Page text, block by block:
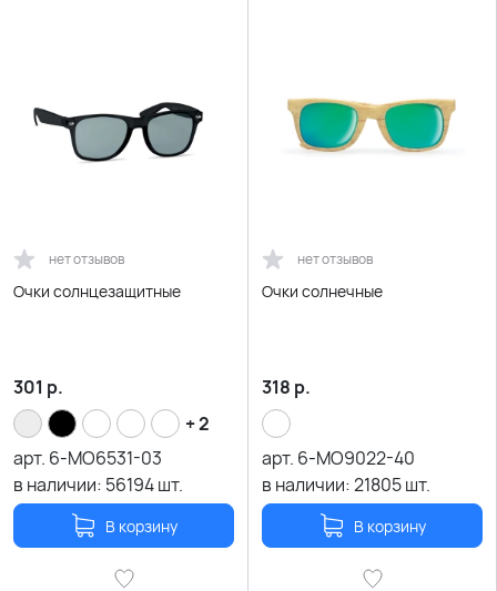
нет отзывов
Очки солнцезащитные
301 р.
+ 2
арт. 6-MO6531-03
в наличии: 56194шт.
В корзину
нет отзывов
Очки солнечные
318 р.
арт. 6-MO9022-40
в наличии:21805шт.
В корзину